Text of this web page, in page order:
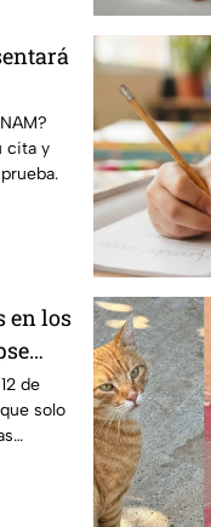
cita y
en los
de
solo